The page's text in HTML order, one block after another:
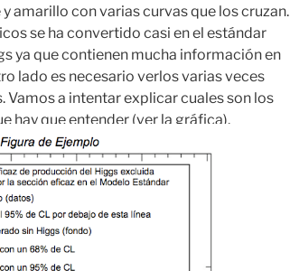
amarillo con varias curvas que los cruzan.
se ha convertido casi en el estándar
ya que contienen mucha información en
lado es necesario verlos varias veces
Vamos a intentar explicar cuales son los
hay que entender (ver la gráfica).